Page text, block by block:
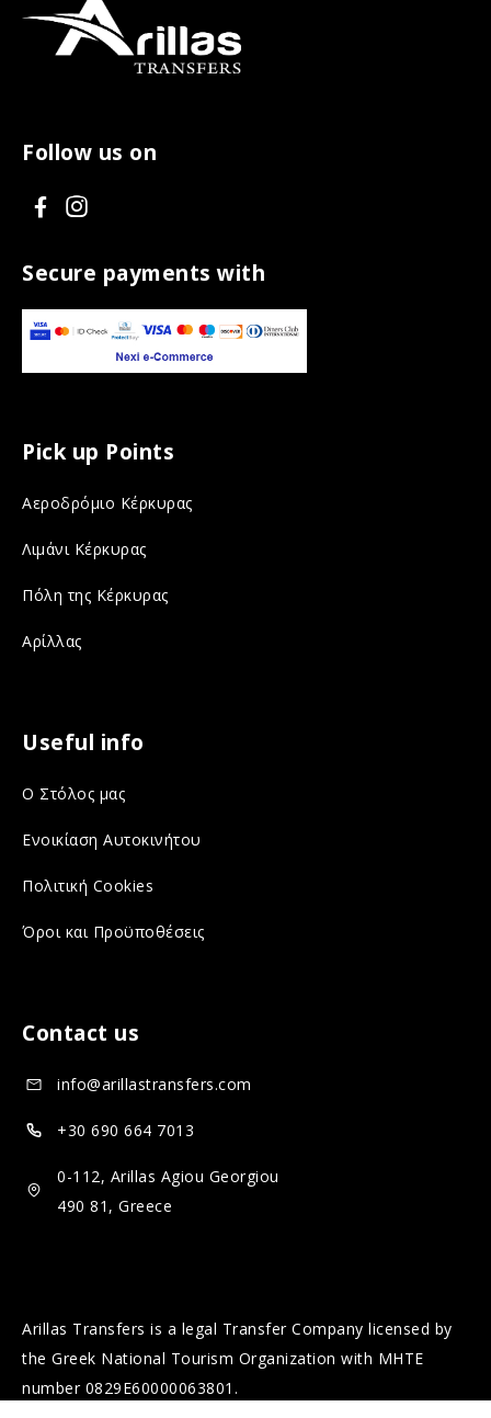
Follow us on
V
s
i
t
F
c
b
o
o
o
s
c
i
a
m
i
a
V
s
i
t
I
s
a
g
r
a
m
n
o
c
l
d
i
a
Secure payments with
Pick up Points
Αεροδρόμιο Κέρκυρας
Λιμάνι Κέρκυρας
Πόλη της Κέρκυρας
Αρίλλας
Useful info
Ο Στόλος μας
Ενοικίαση Αυτοκινήτου
Πολιτική Cookies
Όροι και Προϋποθέσεις
Contact us
info@arillastransfers.com
+30 690 664 7013
0-112, Arillas Agiou Georgiou
490 81, Greece
Arillas Transfers is a legal Transfer Company licensed by
the Greek National Tourism Organization with MHTE
number 0829Ε60000063801.